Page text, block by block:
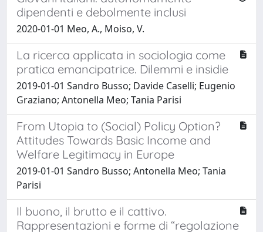
dipendenti e debolmente inclusi
2020-01-01 Meo, A., Moiso, V.
La ricerca applicata in sociologia come
pratica emancipatrice. Dilemmi e insidie
2019-01-01 Sandro Busso; Davide Caselli; Eugenio
Graziano; Antonella Meo; Tania Parisi
From Utopia to (Social) Policy Option?
Attitudes Towards Basic Income and
Welfare Legitimacy in Europe
2019-01-01 Sandro Busso; Antonella Meo; Tania
Parisi
Il buono, il brutto e il cattivo.
Rappresentazioni e forme di “regolazione